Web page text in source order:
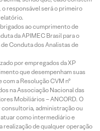
o responsável será o primeiro
ao cumprimento de
da APIMEC Brasil para o
Conduta dos Analistas de
por empregados da XP
que desempenham suas
a Resolução CVM nº
na Associação Nacional das
Mobiliários – ANCORD. O
administração ou
como intermediário e
realização de qualquer operação